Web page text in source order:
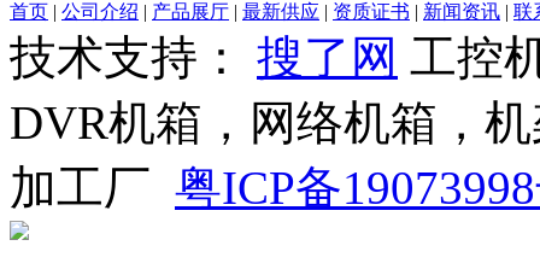
首页 | 公司介绍 | 产品展厅 | 最新供应 | 资质证书 | 新闻资讯 | 联
技术支持： 搜了网 工控
DVR机箱，网络机箱，
加工厂 粤ICP备